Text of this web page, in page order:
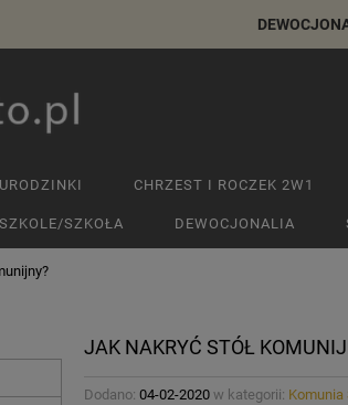
CHRZEST I ROCZEK 2W1
SZKOŁA DEWOCJONALIA
JAK NAKRYĆ STÓŁ
Dodano: 04-02-2020 w kategorii: Komunia